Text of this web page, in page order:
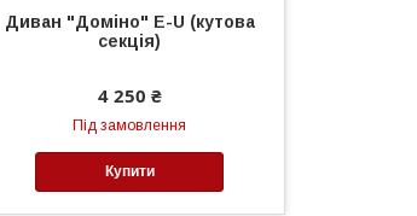
Диван "Доміно" E-U (кутова
секція)
4 250 ₴
Під замовлення
Купити